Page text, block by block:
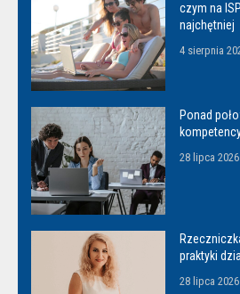
czym na
najchętniej
4 sierpnia
Ponad
28 lipca 2026
praktyki
28 lipca 2026